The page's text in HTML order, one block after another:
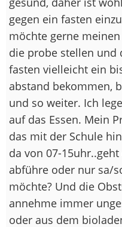
gegen ein fasten
möchte gerne
die probe stellen und
fasten vielleicht ein
abstand bekommen,
und so weiter. Ich
auf das Essen. Mein
das mit der Schule
da von 07-
abführe oder nur sa/
möchte? Und die
annehme immer
oder aus dem